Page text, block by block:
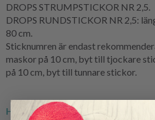
DROPS STRUMPSTICKOR NR 2,5.
DROPS RUNDSTICKOR NR 2,5:
80 cm.
Sticknumren är endast
maskor på 10 cm, byt till tjockare
på 10 cm, byt till tunnare stickor.
Hitta alla nya mönster från DROPS